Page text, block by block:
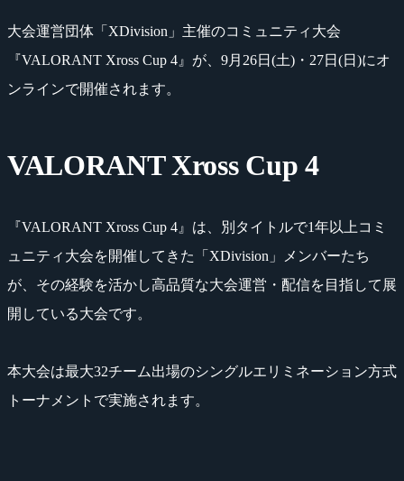
大会運営団体「XDivision」主催のコミュニティ大会
『VALORANT Xross Cup 4』が、9月26日(土)・27日(日)にオ
ンラインで開催されます。
VALORANT Xross Cup 4
『VALORANT Xross Cup 4』は、別タイトルで1年以上コミ
ュニティ大会を開催してきた「XDivision」メンバーたち
が、その経験を活かし高品質な大会運営・配信を目指して展
開している大会です。
本大会は最大32チーム出場のシングルエリミネーション方式
トーナメントで実施されます。